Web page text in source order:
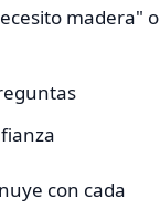
madera" o
con cada